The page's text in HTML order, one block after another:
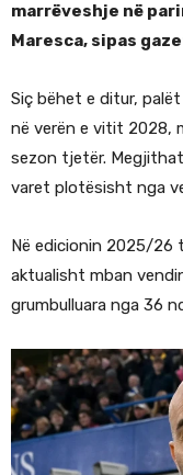
marrëveshje në
Maresca, sipas
Siç bëhet e ditur,
në verën e vitit 2028,
sezon tjetër.
varet plotësisht nga
Në edicionin 2025/26
aktualisht mban
grumbulluara nga 36